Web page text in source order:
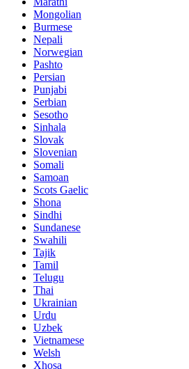
Mongolian
Burmese
Nepali
Norwegian
Pashto
Persian
Punjabi
Serbian
Sesotho
Sinhala
Slovak
Slovenian
Somali
Samoan
Scots Gaelic
Shona
Sindhi
Sundanese
Swahili
Tajik
Tamil
Telugu
Thai
Ukrainian
Urdu
Uzbek
Vietnamese
Welsh
Xhosa